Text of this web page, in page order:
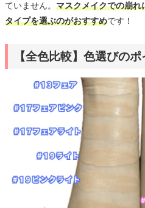
ていません。 マスクメイクでの崩れ
タイプを選ぶのがおすすめです！
【全色比較】色選びのポ